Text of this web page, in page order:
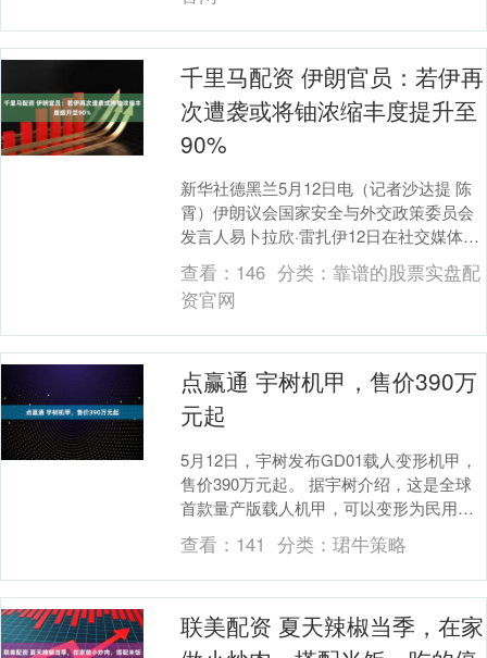
千里马配资 伊朗官员：若伊再
次遭袭或将铀浓缩丰度提升至
90%
新华社德黑兰5月12日电（记者沙达提 陈
霄）伊朗议会国家安全与外交政策委员会
发言人易卜拉欣·雷扎伊12日在社交媒体上
说，伊朗如果再次遭到袭击，或将铀浓缩
丰度提升....
查看： 146 分类： 靠谱的股票实盘配
资官网
点赢通 宇树机甲，售价390万
元起
5月12日，宇树发布GD01载人变形机甲，
售价390万元起。 据宇树介绍，这是全球
首款量产版载人机甲，可以变形为民用交
通工具，体重约500kg（载人后）。 宇
树....
查看： 141 分类： 珺牛策略
联美配资 夏天辣椒当季，在家